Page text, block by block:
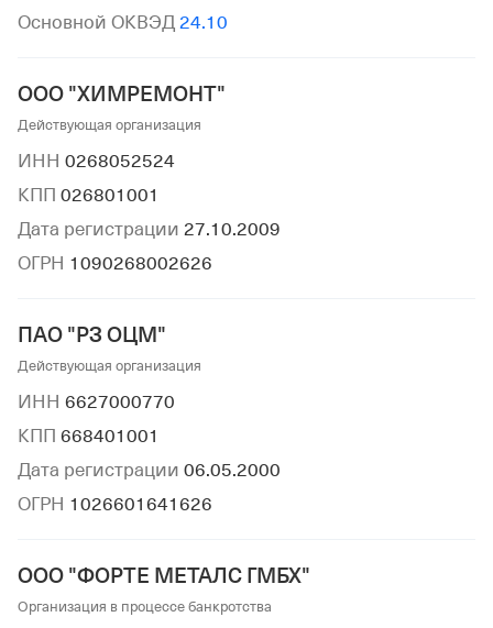
Основной ОКВЭД 24.10
ООО "ХИМРЕМОНТ"
Действующая организация
ИНН 0268052524
КПП 026801001
Дата регистрации 27.10.2009
ОГРН 1090268002626
ПАО "РЗ ОЦМ"
Действующая организация
ИНН 6627000770
КПП 668401001
Дата регистрации 06.05.2000
ОГРН 1026601641626
ООО "ФОРТЕ МЕТАЛС ГМБХ"
Организация в процессе банкротства